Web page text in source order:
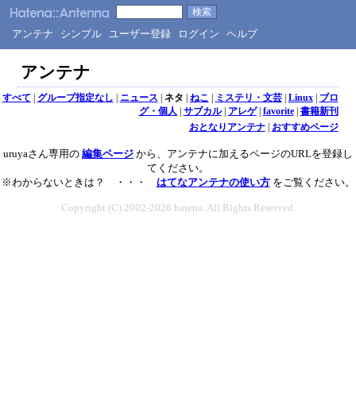
アンテナ シンプル ユーザー登録 ログイン ヘルプ
アンテナ
すべて | グループ指定なし | ニュース | ネタ | ねこ | ミステリ・文芸| Linux| ブロ
グ・個人 | サブカル| アレゲ| favorite| 書籍新刊
おとなりアンテナ| おすすめページ
uruyaさん専用の 編集ページ から、アンテナに加えるページのURLを登録し
てください。
※わからないときは？ ・・・ はてなアンテナの使い方をご覧ください。
Copyright (C) 2002-2026 hatena. All Rights Reserved.